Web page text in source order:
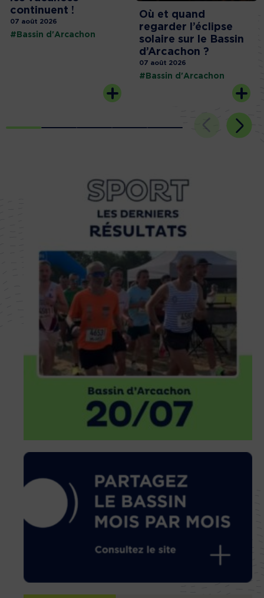
continuent !
07 août 2026
#Bassin d'Arcachon
Où et quand
regarder l’éclipse
solaire sur le Bassin
d’Arcachon ?
07 août 2026
#Bassin d'Arcachon